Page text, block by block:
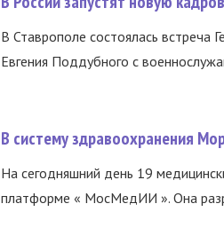
В Ставрополе состоялась встреча
Евгения Поддубного с
В систему здравоохранения
На сегодняшний день 19
платформе « МосМедИИ ». Она